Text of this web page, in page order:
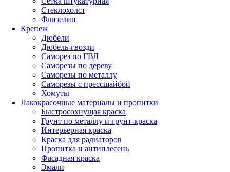
Стеклохолст
Флизелин
Крепеж
Дюбели
Дюбель-гвозди
Саморез по ГВЛ
Саморезы по дереву
Саморезы по металлу
Саморезы с прессшайбой
Хомуты
Лакокрасочные материалы и пропитки
Быстросохнущая краска
Грунт по металлу и грунт-краска
Интерьерная краска
Краска для радиаторов
Пропитка и антиплесень
Фасадная краска
Эмали